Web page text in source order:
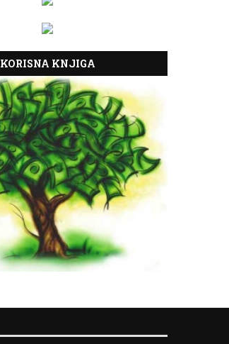
KORISNA KNJIGA